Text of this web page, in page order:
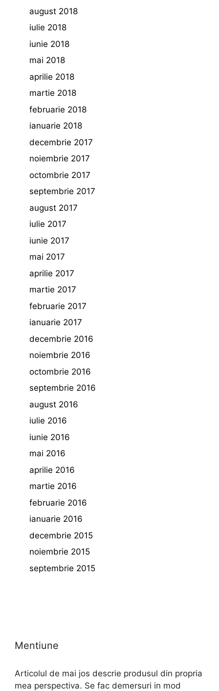
august 2018
iulie 2018
iunie 2018
mai 2018
aprilie 2018
martie 2018
februarie 2018
ianuarie 2018
decembrie 2017
noiembrie 2017
octombrie 2017
septembrie 2017
august 2017
iulie 2017
iunie 2017
mai 2017
aprilie 2017
martie 2017
februarie 2017
ianuarie 2017
decembrie 2016
noiembrie 2016
octombrie 2016
septembrie 2016
august 2016
iulie 2016
iunie 2016
mai 2016
aprilie 2016
martie 2016
februarie 2016
ianuarie 2016
decembrie 2015
noiembrie 2015
septembrie 2015
Mentiune
Articolul de mai jos descrie produsul din propria
mea perspectiva. Se fac demersuri in mod